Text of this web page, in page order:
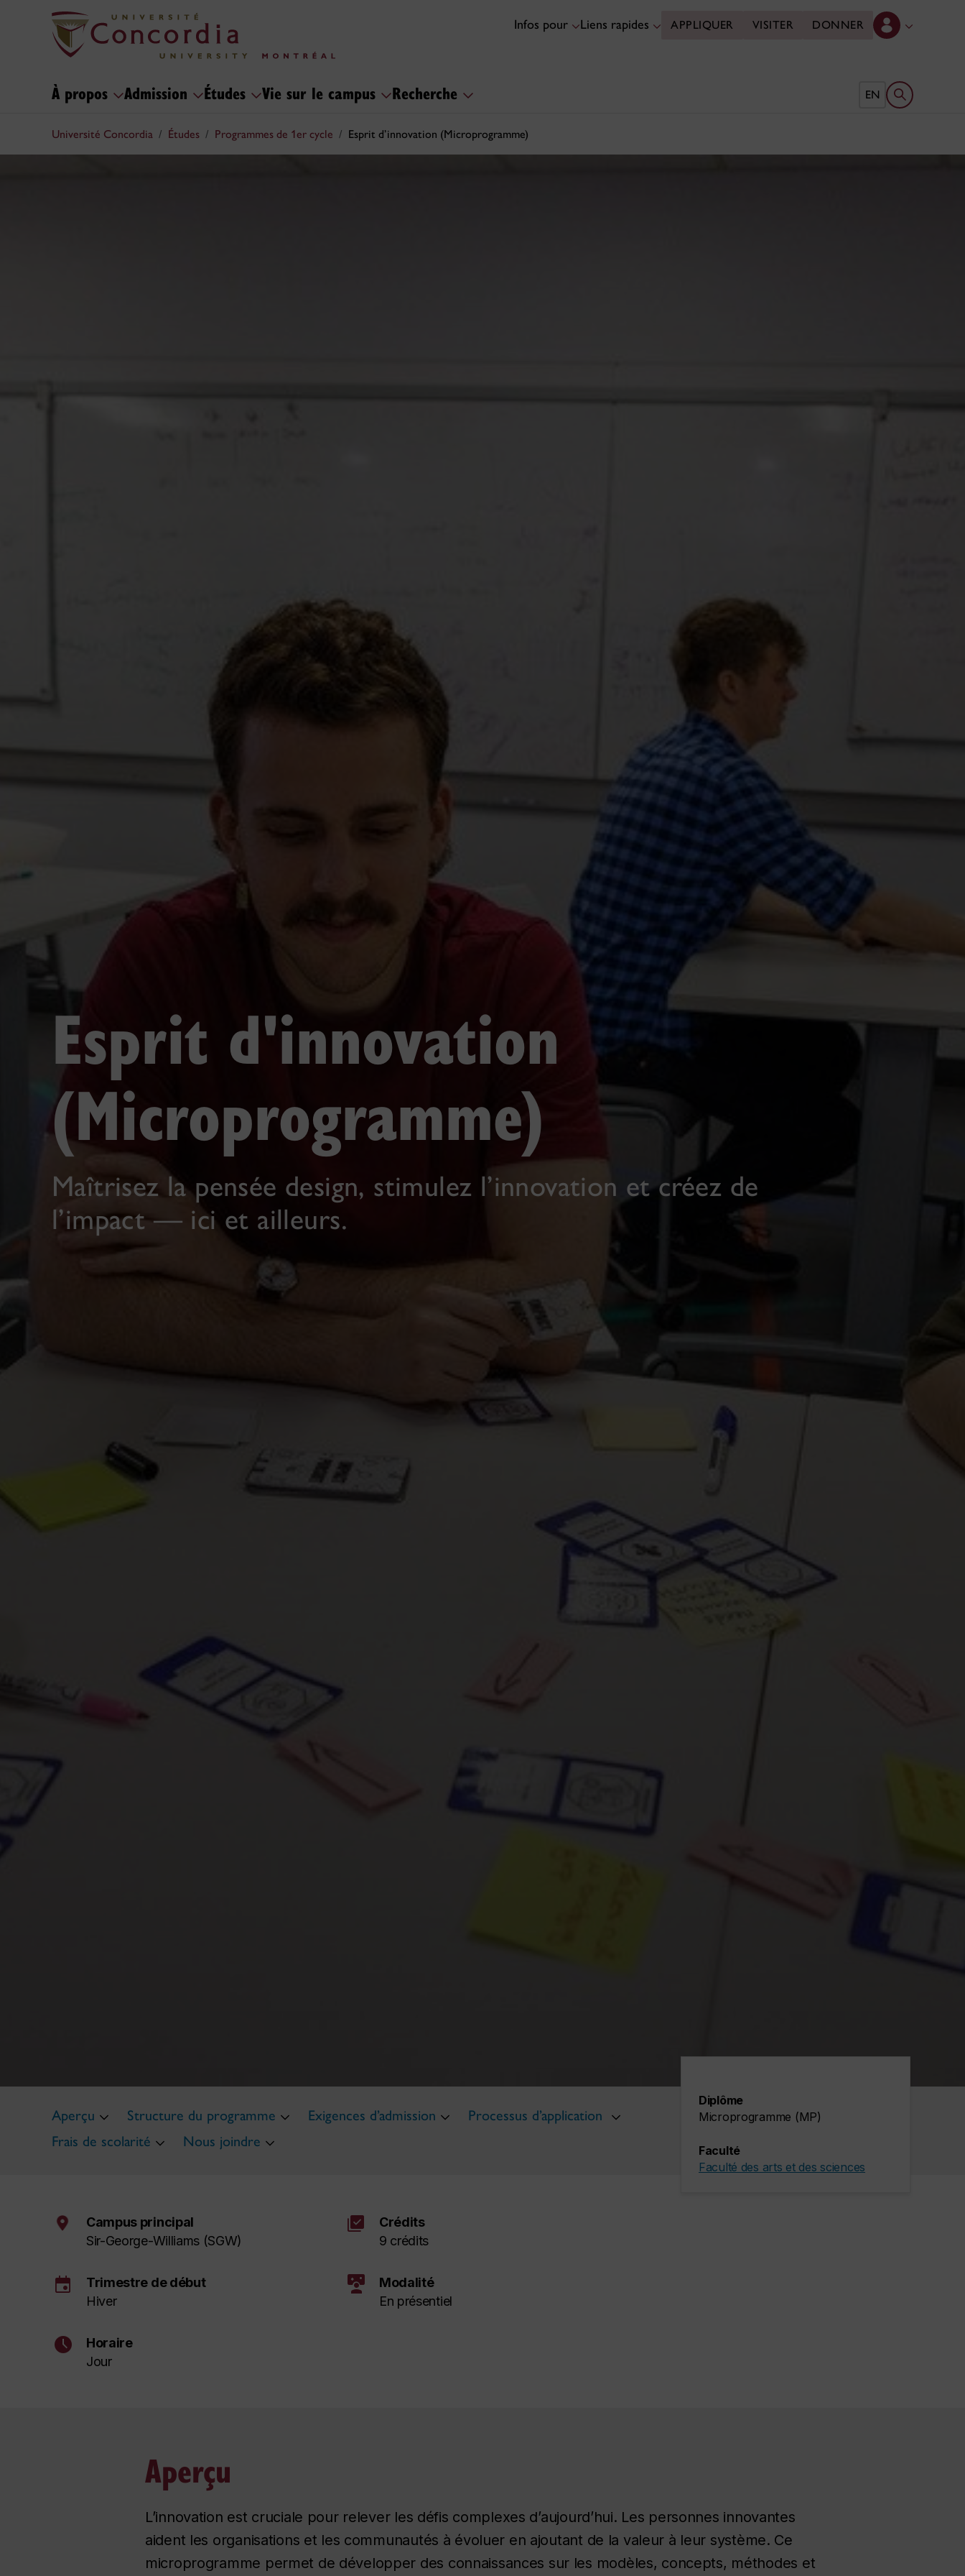
Infos pour Liens rapides APPLIQUER VISITER DONNER
À propos Admission Études Vie sur le campus Recherche EN Ouvrir le
Université Concordia Études Programmes de 1er cycle Esprit d’innovation (Microprogramme)
Esprit d'innovation
(Microprogramme)
Maîtrisez la pensée design, stimulez l’innovation et créez de
l’impact — ici et ailleurs.
Diplôme
Microprogramme (MP)
Faculté
Faculté des arts et des sciences
Aperçu Structure du programme Exigences d’admission
Processus d’application
Frais de scolarité
Nous joindre
Campus principal
Sir-George-Williams (SGW)
library_add_check
Crédits
9 crédits
event
Trimestre de début
Hiver
interactive_space
Modalité
En présentiel
schedule
Horaire
Jour
Aperçu
L’innovation est cruciale pour relever les défis complexes d’aujourd’hui. Les personnes innovantes
aident les organisations et les communautés à évoluer en ajoutant de la valeur à leur système. Ce
microprogramme permet de développer des connaissances sur les modèles, concepts, méthodes et